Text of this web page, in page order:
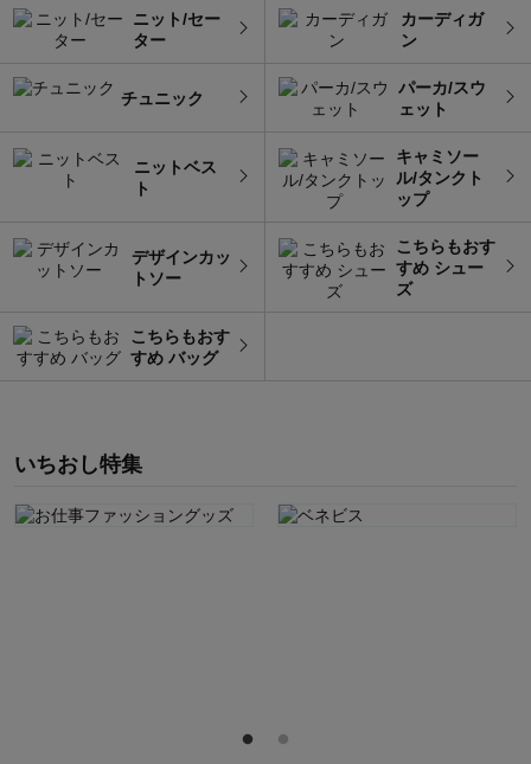
ニット/セー
ター
カーディガ
ン
チュニック
パーカ/スウ
ェット
ニットベス
ト
キャミソー
ル/タンクト
ップ
デザインカッ
トソー
こちらもおす
すめ シュー
ズ
こちらもおす
すめ バッグ
いちおし特集